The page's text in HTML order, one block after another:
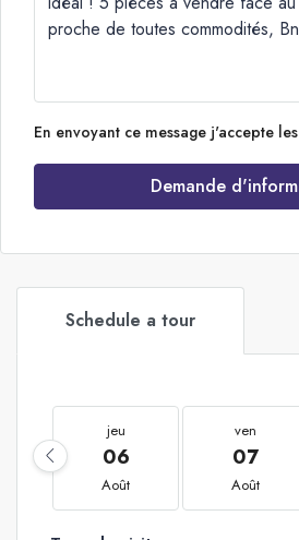
En envoyant ce message j'accepte les
Demande
Schedule a tour
jeu
06
Août
ven
07
Août